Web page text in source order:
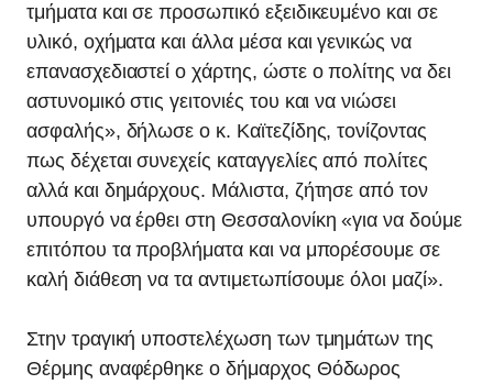
τμήματα και σε προσωπικό εξειδικευμένο και σε
υλικό, οχήματα και άλλα μέσα και γενικώς να
επανασχεδιαστεί ο χάρτης, ώστε ο πολίτης να δει
αστυνομικό στις γειτονιές του και να νιώσει
ασφαλής», δήλωσε ο κ. Καϊτεζίδης, τονίζοντας
πως δέχεται συνεχείς καταγγελίες από πολίτες
αλλά και δημάρχους. Μάλιστα, ζήτησε από τον
υπουργό να έρθει στη Θεσσαλονίκη «για να δούμε
επιτόπου τα προβλήματα και να μπορέσουμε σε
καλή διάθεση να τα αντιμετωπίσουμε όλοι μαζί».
Στην τραγική υποστελέχωση των τμημάτων της
Θέρμης αναφέρθηκε ο δήμαρχος Θόδωρος